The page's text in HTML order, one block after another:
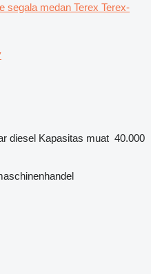
segala medan Terex Terex-
diesel Kapasitas muat 40.000